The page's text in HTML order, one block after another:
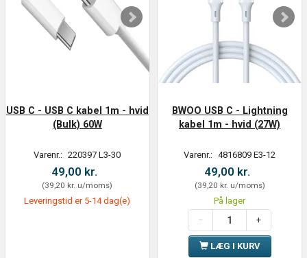
USB C - USB C kabel 1m - hvid
(Bulk) 60W
Varenr.: 220397 L3-30
49,00 kr.
(39,20 kr. u/moms)
Leveringstid er 5-14 dag(e)
BWOO USB C - Lightning
kabel 1m - hvid (27W)
Varenr.: 4816809 E3-12
49,00 kr.
(39,20 kr. u/moms)
På lager
LÆG I KURV